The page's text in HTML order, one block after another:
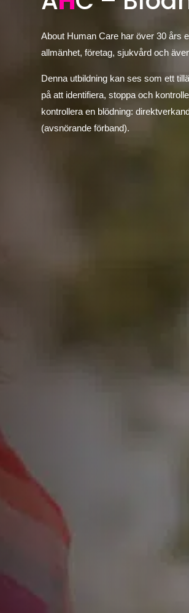
About Human Care har över 30 års
allmänhet, företag, sjukvård och
Denna utbildning kan ses som ett
på att identifiera, stoppa och
kontrollera en blödning:
(avsnörande förband).